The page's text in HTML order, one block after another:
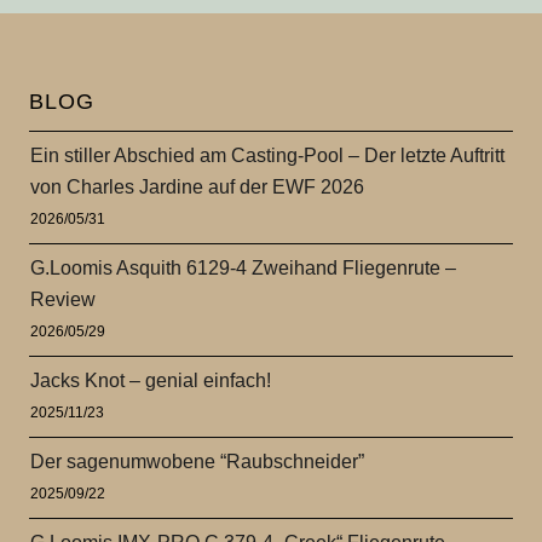
BLOG
Ein stiller Abschied am Casting-Pool – Der letzte Auftritt
von Charles Jardine auf der EWF 2026
2026/05/31
G.Loomis Asquith 6129-4 Zweihand Fliegenrute –
Review
2026/05/29
Jacks Knot – genial einfach!
2025/11/23
Der sagenumwobene “Raubschneider”
2025/09/22